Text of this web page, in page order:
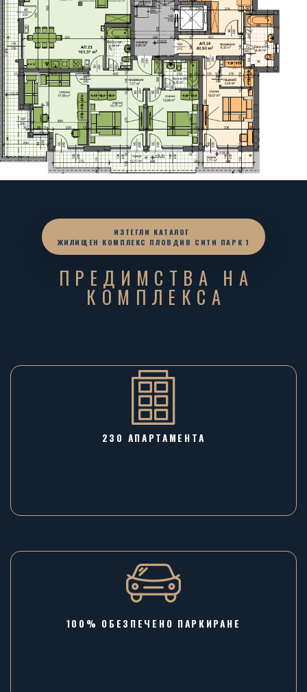
ИЗТЕГЛИ КАТАЛОГ
ЖИЛИЩЕН КОМПЛЕКС ПЛОВДИВ СИТИ ПАРК 1
ПРЕДИМСТВА НА
КОМПЛЕКСА
230 АПАРТАМЕНТА
100% ОБЕЗПЕЧЕНО ПАРКИРАНЕ